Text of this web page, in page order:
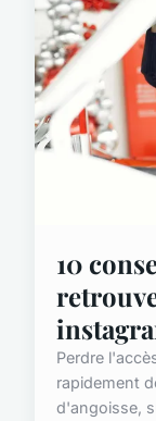
10
Perdre
rapidement
d'angoisse,